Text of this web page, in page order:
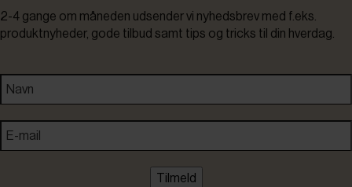
2-4 gange om måneden udsender vi nyhedsbrev med f.eks.
produktnyheder, gode tilbud samt tips og tricks til din hverdag.
Tilmeld